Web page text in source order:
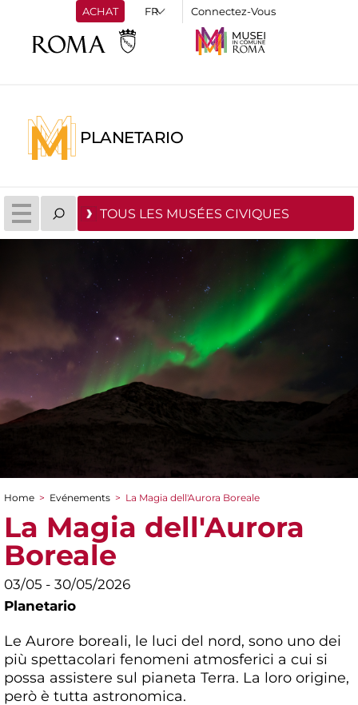
ACHAT Connectez-Vous
PLANETARIO
TOUS LES MUSÉES CIVIQUES
You are here
Home > Evénements > La Magia dell'Aurora Boreale
La Magia dell'Aurora
Boreale
03/05 - 30/05/2026
Planetario
Le Aurore boreali, le luci del nord, sono uno dei
più spettacolari fenomeni atmosferici a cui si
possa assistere sul pianeta Terra. La loro origine,
però è tutta astronomica.